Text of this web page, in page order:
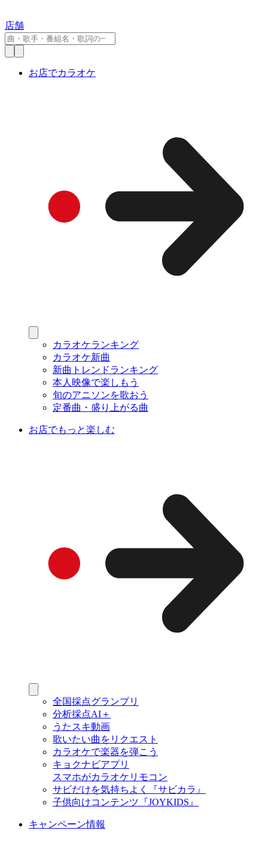
店舗
お店でカラオケ
カラオケランキング
カラオケ新曲
新曲トレンドランキング
本人映像で楽しもう
旬のアニソンを歌おう
定番曲・盛り上がる曲
お店でもっと楽しむ
全国採点グランプリ
分析採点AI＋
うたスキ動画
歌いたい曲をリクエスト
カラオケで楽器を弾こう
キョクナビアプリ
スマホがカラオケリモコン
サビだけを気持ちよく『サビカラ』
子供向けコンテンツ『JOYKIDS』
キャンペーン情報